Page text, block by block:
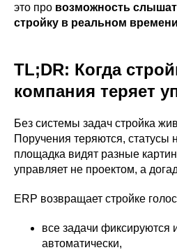
это про возможность
стройку в реальном времени
TL;DR: Когда
компания теряет
Без системы задач стройка
Поручения теряются, статусы
площадка видят разные
управляет не проектом, а
ERP возвращает стройке
все задачи фиксируются
автоматически,